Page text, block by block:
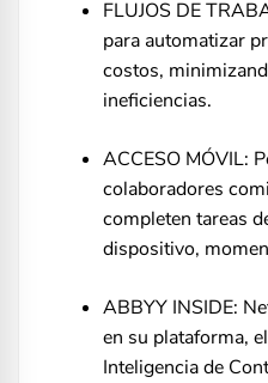
FLUJOS DE
para automatizar
costos,
ineficiencias.
ACCESO MÓVIL:
colaboradores
completen tareas
dispositivo,
ABBYY INSIDE:
en su plataforma,
Inteligencia de